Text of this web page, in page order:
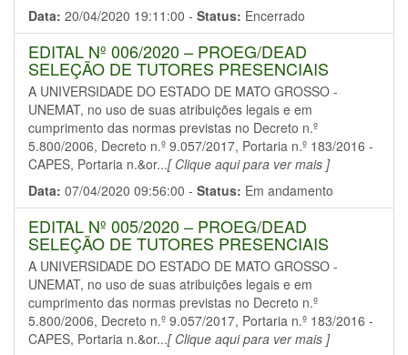
Data: 20/04/2020 19:11:00 - Status: Encerrado
EDITAL Nº 006/2020 – PROEG/DEAD
SELEÇÃO DE TUTORES PRESENCIAIS
A UNIVERSIDADE DO ESTADO DE MATO GROSSO -
UNEMAT, no uso de suas atribuições legais e em
cumprimento das normas previstas no Decreto n.º
5.800/2006, Decreto n.º 9.057/2017, Portaria n.º 183/2016 -
CAPES, Portaria n.&or...[ Clique aqui para ver mais ]
Data: 07/04/2020 09:56:00 - Status: Em andamento
EDITAL Nº 005/2020 – PROEG/DEAD
SELEÇÃO DE TUTORES PRESENCIAIS
A UNIVERSIDADE DO ESTADO DE MATO GROSSO -
UNEMAT, no uso de suas atribuições legais e em
cumprimento das normas previstas no Decreto n.º
5.800/2006, Decreto n.º 9.057/2017, Portaria n.º 183/2016 -
CAPES, Portaria n.&or...[ Clique aqui para ver mais ]